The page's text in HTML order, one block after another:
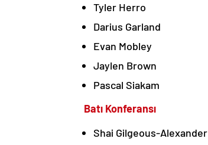
Tyler Herro
Darius Garland
Evan Mobley
Jaylen Brown
Pascal Siakam
Batı Konferansı
Shai Gilgeous-Alexander